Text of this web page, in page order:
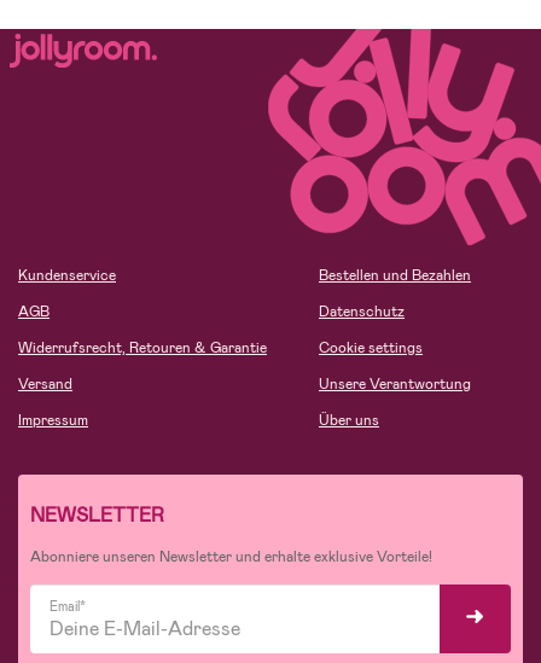
Kundenservice
AGB
Widerrufsrecht, Retouren & Garantie
Versand
Impressum
Bestellen und Bezahlen
Datenschutz
Cookie settings
Unsere Verantwortung
Über uns
NEWSLETTER
Abonniere unseren Newsletter und erhalte exklusive Vorteile!
Email*